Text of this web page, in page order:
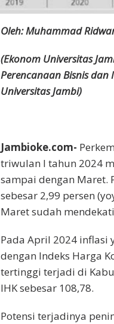
Oleh: Muhammad
(Ekonom Universitas
Perencanaan Bisnis
Universitas Jambi)
Jambioke.com-
triwulan I tahun 2024
sampai dengan Maret.
sebesar 2,99 persen
Maret sudah
Pada April 2024 inflasi
dengan Indeks Harga
tertinggi terjadi di
IHK sebesar 108,78.
Potensi terjadinya